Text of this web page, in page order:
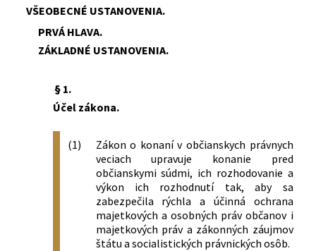
o organizácii súdov
46/1959 Zb.
zmene a doplnení niektorých ustanovení
VŠEOBECNÉ USTANOVENIA.
PRVÁ HLAVA.
ZÁKLADNÉ USTANOVENIA.
§ 1.
Účel zákona.
(1)
Zákon o konaní v občianskych právnych
veciach upravuje konanie pred
občianskymi súdmi, ich rozhodovanie a
výkon ich rozhodnutí tak, aby sa
zabezpečila rýchla a účinná ochrana
majetkových a osobných práv občanov i
majetkových práv a zákonných záujmov
štátu a socialistických právnických osôb.